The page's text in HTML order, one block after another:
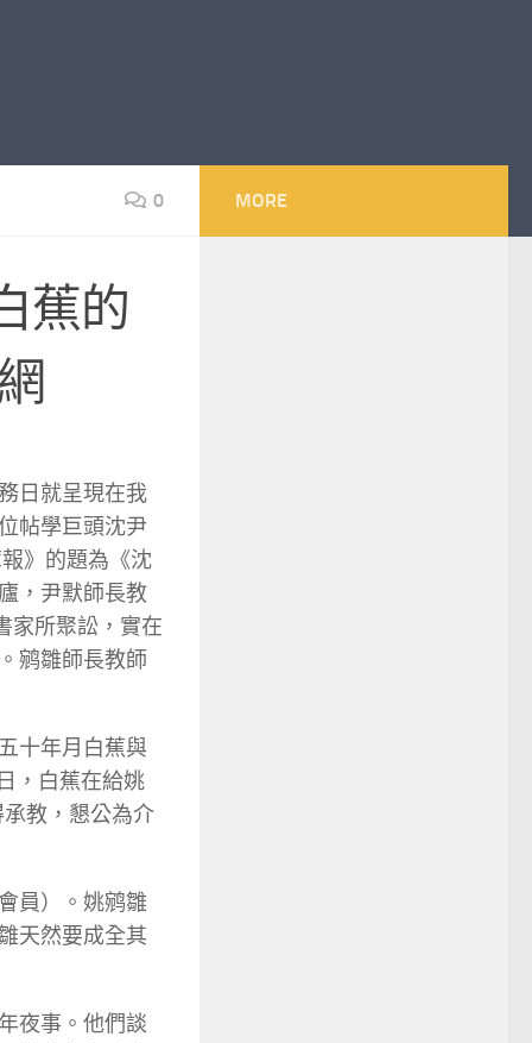
0
蕉的
日就呈現在我
帖學巨頭沈尹
》的題為《沈
，尹默師長教
家所聚訟，實在
鹓雛師長教師
十年月白蕉與
，白蕉在給姚
教，懇公為介
員）。姚鹓雛
天然要成全其
夜事。他們談
MORE